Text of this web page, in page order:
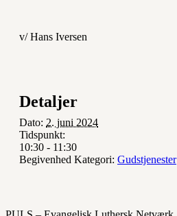
v/ Hans Iversen
Detaljer
Dato: 2. juni 2024
Tidspunkt:
10:30 - 11:30
Begivenhed Kategori: Gudstjenester